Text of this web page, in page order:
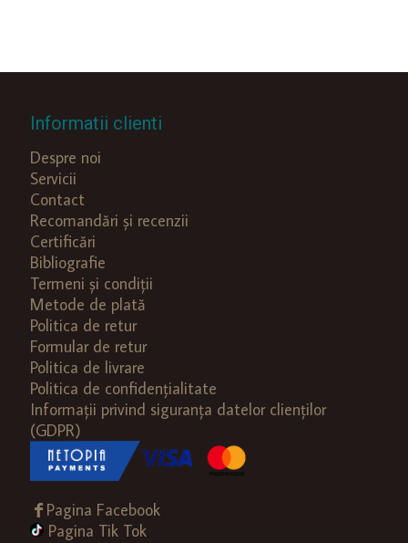
Informatii clienti
Despre noi
Servicii
Contact
Recomandări și recenzii
Certificări
Bibliografie
Termeni și condiții
Metode de plată
Politica de retur
Formular de retur
Politica de livrare
Politica de confidențialitate
Informații privind siguranța datelor clienților
(GDPR)
Pagina Facebook
Pagina Tik Tok